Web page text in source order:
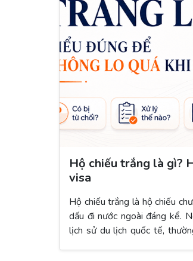
Hộ chiếu trắng là gì?
visa
Hộ chiếu trắng là hộ chiếu
dấu đi nước ngoài đáng kể.
lịch sử du lịch quốc tế,